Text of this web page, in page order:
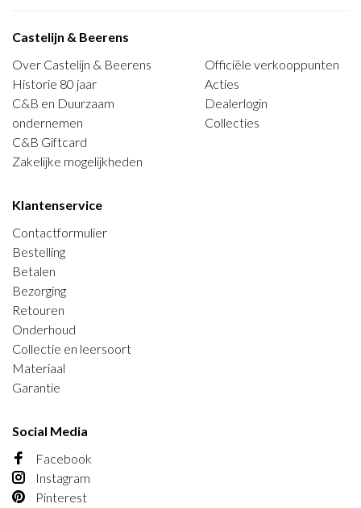
Castelijn & Beerens
Over Castelijn & Beerens
Historie 80 jaar
C&B en Duurzaam
ondernemen
C&B Giftcard
Zakelijke mogelijkheden
Officiële verkooppunten
Acties
Dealerlogin
Collecties
Klantenservice
Contactformulier
Bestelling
Betalen
Bezorging
Retouren
Onderhoud
Collectie en leersoort
Materiaal
Garantie
Social Media
Facebook
Instagram
Pinterest